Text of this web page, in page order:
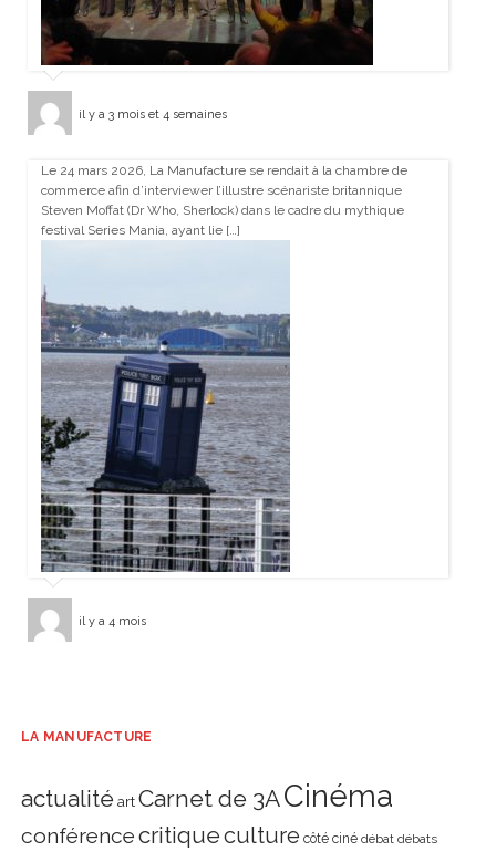
il y a 3 mois et 4 semaines
Le 24 mars 2026, La Manufacture se rendait à la chambre de
commerce afin d’interviewer l’illustre scénariste britannique
Steven Moffat (Dr Who, Sherlock) dans le cadre du mythique
festival Series Mania, ayant lie […]
il y a 4 mois
LA MANUFACTURE
actualité art Carnet de 3ACinéma
conférencecritiqueculture côté ciné débat débats